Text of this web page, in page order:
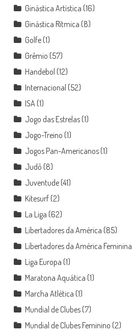
Ginástica Artística (16)
Ginástica Rítmica (8)
Golfe(1)
Grêmio (57)
Handebol (12)
Internacional (52)
ISA (1)
Jogo das Estrelas(1)
Jogo-Treino (1)
Jogos Pan-Americanos(1)
Judô (8)
Juventude(41)
Kitesurf(2)
La Liga (62)
Libertadores da América (85)
Libertadores da América Feminina
Liga Europa (1)
Maratona Aquática (1)
Marcha Atlética (1)
Mundial de Clubes(7)
Mundial de Clubes Feminino (2)